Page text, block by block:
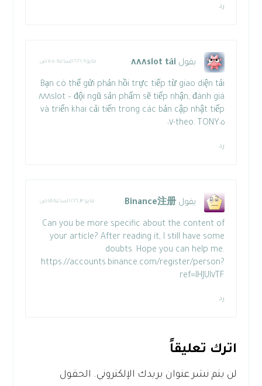
رد
يقول tải ٨٨٨slot : مايو ٩, ٢٠٢٦ الساعة ٧:٥٠ ص
Bạn có thể gửi phản hồi trực tiếp từ giao diện tải
٨٨٨slot – đội ngũ sản phẩm sẽ tiếp nhận, đánh giá
và triển khai cải tiến trong các bản cập nhật tiếp
theo. TONY٠٥-٠٧
رد
يقول Binance注册
: مايو ١٣, ٢٠٢٦ الساعة ١:٤١ ص
Can you be more specific about the content of
your article? After reading it, I still have some
doubts. Hope you can help me.
https://accounts.binance.com/register/person?
ref=IHJUI٧TF
رد
اترك تعليقاً
لن يتم نشر عنوان بريدك الإلكتروني. الحقول